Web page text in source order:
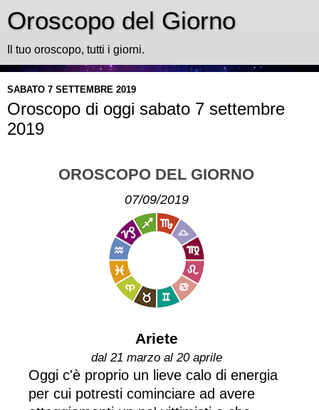
Oroscopo del Giorno
Il tuo oroscopo, tutti i giorni.
SABATO 7 SETTEMBRE 2019
Oroscopo di oggi sabato 7 settembre
2019
OROSCOPO DEL GIORNO
07/09/2019
Ariete
dal 21 marzo al 20 aprile
Oggi c'è proprio un lieve calo di energia
per cui potresti cominciare ad avere